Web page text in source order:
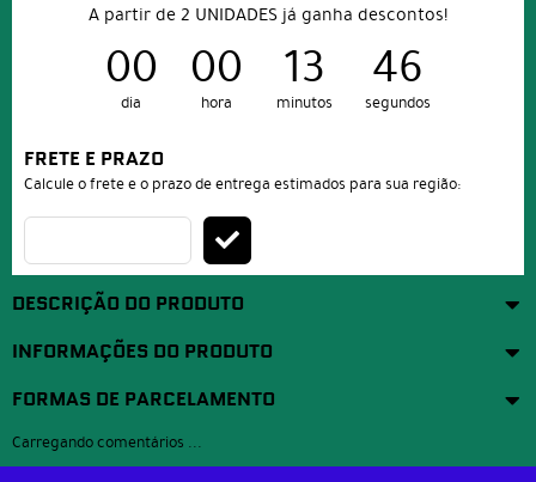
A partir de 2 UNIDADES já ganha descontos!
00
dia
00
hora
13
minutos
46
segundos
FRETE E PRAZO
Calcule o frete e o prazo de entrega estimados para sua região:
DESCRIÇÃO DO PRODUTO
INFORMAÇÕES DO PRODUTO
FORMAS DE PARCELAMENTO
Carregando comentários ...